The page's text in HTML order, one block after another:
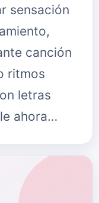
sensación
canción
ritmos
letras
ahora…